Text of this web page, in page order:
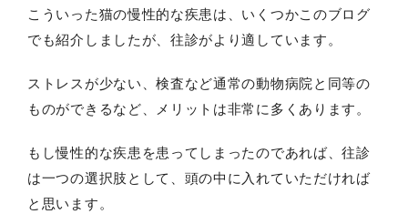
こういった猫の慢性的な疾患は、いくつかこのブログ
でも紹介しましたが、往診がより適しています。
ストレスが少ない、検査など通常の動物病院と同等の
ものができるなど、メリットは非常に多くあります。
もし慢性的な疾患を患ってしまったのであれば、往診
は一つの選択肢として、頭の中に入れていただければ
と思います。